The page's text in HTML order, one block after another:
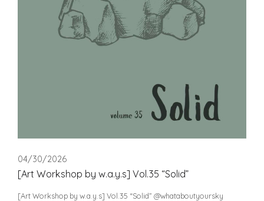
04/30/2026
[Art Workshop by w.a.y.s] Vol.35 “Solid”
[Art Workshop by w.a.y.s] Vol.35 “Solid” @whataboutyoursky